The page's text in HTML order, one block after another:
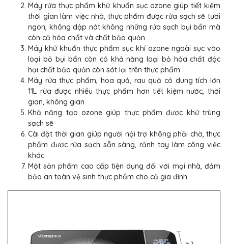
Máy rửa thực phẩm khử khuẩn sục ozone giúp tiết kiệm
thời gian làm việc nhà, thực phẩm được rửa sạch sẽ tươi
ngon, không dập nát không những rửa sạch bụi bẩn mà
còn cả hóa chất và chất bảo quản
Máy khử khuẩn thực phẩm sục khí ozone ngoài sục vào
loại bỏ bụi bẩn còn có khả năng loại bỏ hóa chất độc
hại chất bảo quản còn sót lại trên thực phẩm
Máy rửa thực phẩm, hoa quả, rau quả có dung tích lớn
11L rửa được nhiều thực phẩm hơn tiết kiệm nước, thời
gian, không gian
Khả năng tạo ozone giúp thực phẩm được khử trùng
sạch sẽ
Cài đặt thời gian giúp người nội trợ không phải chờ, thực
phẩm được rửa sạch sẵn sàng, rảnh tay làm công việc
khác
Một sản phẩm cao cấp tiện dụng đối với mọi nhà, đảm
bảo an toàn vệ sinh thực phẩm cho cả gia đình